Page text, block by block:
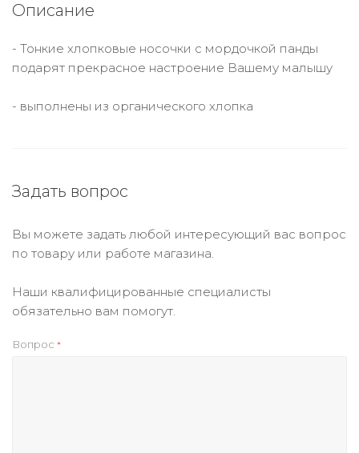
Описание
- Тонкие хлопковые носочки с мордочкой панды
подарят прекрасное настроение Вашему малышу
- выполнены из органического хлопка
Задать вопрос
Вы можете задать любой интересующий вас вопрос
по товару или работе магазина.
Наши квалифицированные специалисты
обязательно вам помогут.
Вопрос *